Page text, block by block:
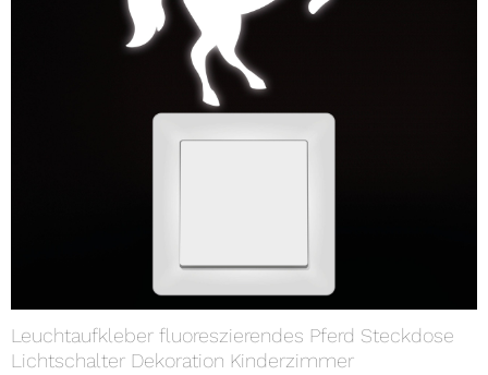
Leuchtaufkleber fluoreszierendes Pferd Steckdose
Lichtschalter Dekoration Kinderzimmer